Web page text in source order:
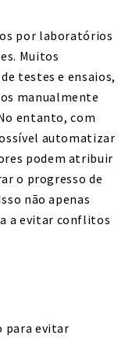
por laboratórios
Muitos
testes e ensaios,
manualmente
entanto, com
automatizar
podem atribuir
o progresso de
não apenas
a evitar conflitos
para evitar